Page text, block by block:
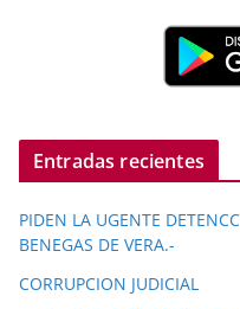
Entradas recientes
PIDEN LA UGENTE
BENEGAS DE VERA.-
CORRUPCION JUDICIAL